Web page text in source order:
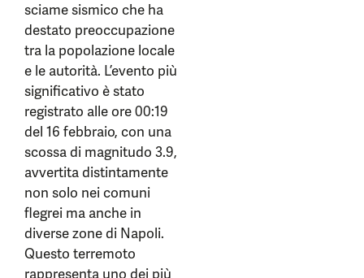
sciame sismico che ha
destato preoccupazione
tra la popolazione locale
e le autorità. L’evento più
significativo è stato
registrato alle ore 00:19
del 16 febbraio, con una
scossa di magnitudo 3.9,
avvertita distintamente
non solo nei comuni
flegrei ma anche in
diverse zone di Napoli.
Questo terremoto
rappresenta uno dei più